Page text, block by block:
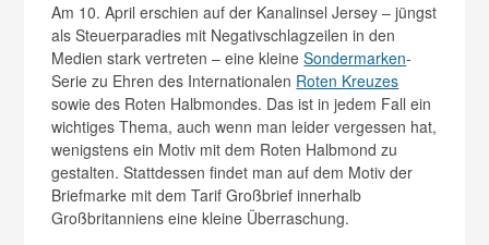
Am 10. April erschien auf der Kanalinsel Jersey – jüngst
als Steuerparadies mit Negativschlagzeilen in den
Medien stark vertreten – eine kleineSondermarken-
Serie zu Ehren des Internationalen Roten Kreuzes
sowie des Roten Halbmondes. Das ist in jedem Fall ein
wichtiges Thema, auch wenn man leider vergessen hat,
wenigstens ein Motiv mit dem Roten Halbmond zu
gestalten. Stattdessen findet man auf dem Motiv der
Briefmarke mit dem Tarif Großbrief innerhalb
Großbritanniens eine kleine Überraschung.